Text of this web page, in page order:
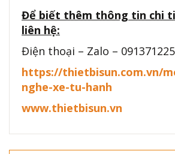
Để biết thêm thông tin chi
liên hệ:
Điện thoại – Zalo –
https://thietbisun.com.vn/
nghe-xe-tu-hanh
www.thietbisun.vn